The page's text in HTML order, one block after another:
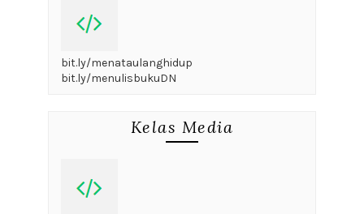
bit.ly/menataulanghidup
bit.ly/menulisbukuDN
Kelas Media